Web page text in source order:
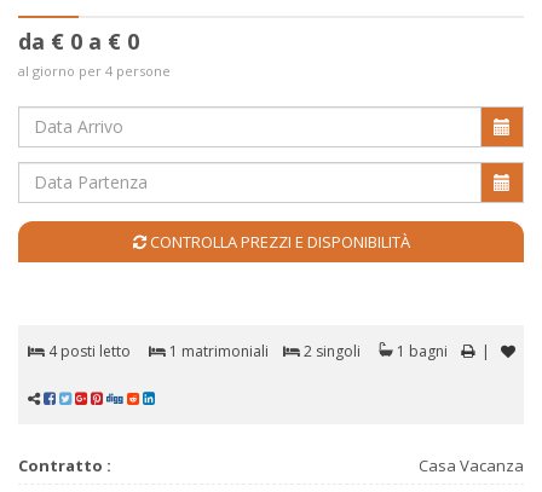
da € 0 a € 0
al giorno per 4 persone
CONTROLLA PREZZI E DISPONIBILITÀ
|
4 posti letto 1 matrimoniali 2 singoli 1 bagni
Contratto :
Casa Vacanza